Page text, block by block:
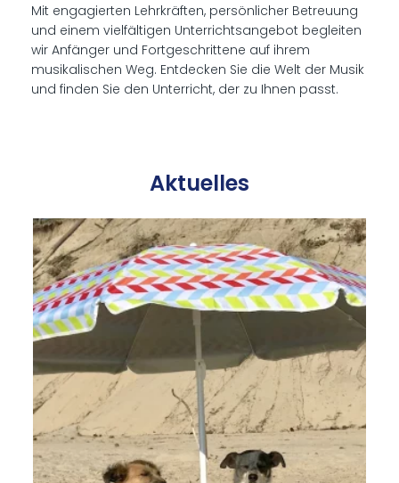
Mit engagierten Lehrkräften, persönlicher Betreuung
und einem vielfältigen Unterrichtsangebot begleiten
wir Anfänger und Fortgeschrittene auf ihrem
musikalischen Weg. Entdecken Sie die Welt der Musik
und finden Sie den Unterricht, der zu Ihnen passt.
Ak­tu­el­les